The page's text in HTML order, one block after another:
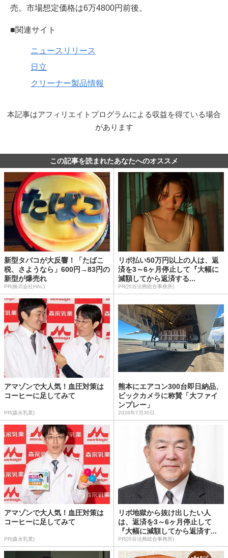
売。市場想定価格は6万4800円前後。
■関連サイト
ニュースリリース
日立
クリーナー製品情報
本記事はアフィリエイトプログラムによる収益を得ている場合
があります
この記事を読まれたあなたへのオススメ
新型タバコが大反響！「たばこ
税、さようなら」600円→83円の
新型が爆売れ
PR(株式会社HAL)
リボ払い50万円以上の人は、返
済を3～6ヶ月停止して『大幅に
減額してから返済する...
PR(渋谷法務総合事務所)
アマゾンで大人気！血圧対策は
コーヒーに足してみて
PR(森永乳業)
熊本にエアコン300台即日納品、
ビックカメラに称賛「大ファイ
ンプレー」
2026年7月30日
アマゾンで大人気！血圧対策は
コーヒーに足してみて
PR(森永乳業)
リボ地獄から抜け出したい人
は、返済を3～6ヶ月停止して
『大幅に減額してから返済す...
PR(渋谷法務総合事務所)